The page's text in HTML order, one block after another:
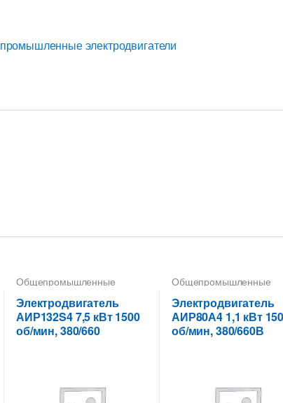
электродвигатели
Общепромышленные
Электродвигатель
АИР132S4 7,5 кВт 1500
об/мин, 380/660
Общепромышленные
Электродвигатель
АИР80А4 1,1 кВт
об/мин, 380/660В